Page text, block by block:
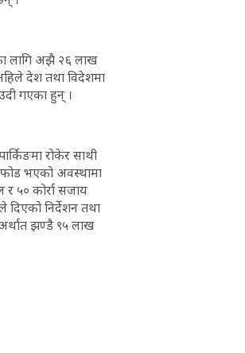
लागि अझै २६ लाख
देश तथा विदेशमा
गएका हुन् ।
रोकेर साथी
भएको अवस्थामा
५० कोर्रा सजाय
निर्देशन तथा
झण्डै ९५ लाख